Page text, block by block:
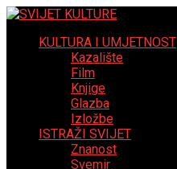
KULTURA I UMJETNOST
Kazalište
Film
Knjige
Glazba
Izložbe
ISTRAŽI SVIJET
Znanost
Svemir